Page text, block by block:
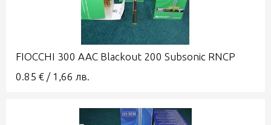
FIOCCHI 300 AAC Blackout 200 Subsonic RNCP
0.85 € / 1,66 лв.